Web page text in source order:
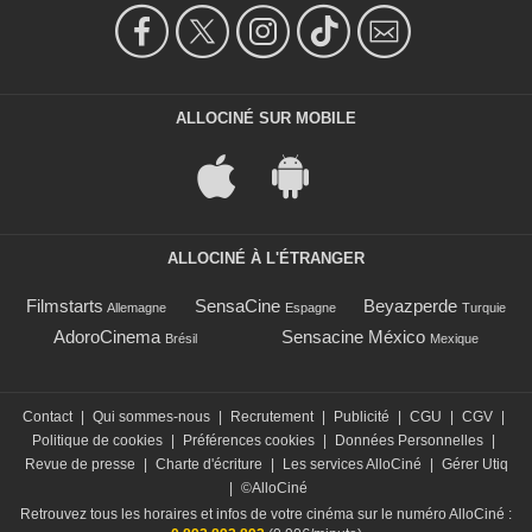
ALLOCINÉ SUR MOBILE
ALLOCINÉ À L'ÉTRANGER
Filmstarts Allemagne SensaCine Espagne Beyazperde Turquie
AdoroCinema Brésil Sensacine México Mexique
Contact Qui sommes-nous Recrutement Publicité CGU CGV
Politique de cookies
Préférences cookies Données Personnelles
Revue de presse
Charte d'écriture Les services AlloCiné
Gérer Utiq
©AlloCiné
Retrouvez tous les horaires et infos de votre cinéma sur le numéro AlloCiné :